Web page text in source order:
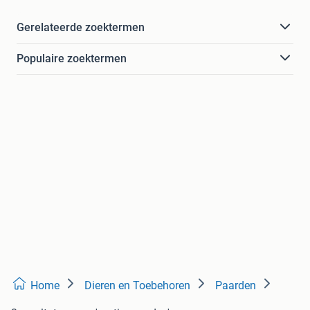
Gerelateerde zoektermen
Populaire zoektermen
Home Dieren en Toebehoren Paarden